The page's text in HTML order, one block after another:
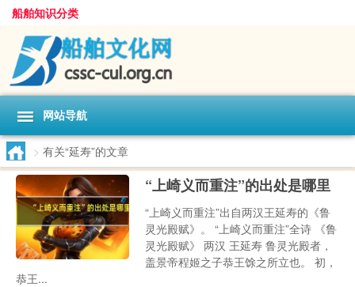
船舶知识分类
网站导航
> 有关“延寿”的文章
“上崎义而重注”的出处是哪里
“上崎义而重注”出自两汉王延寿的《鲁
灵光殿赋》。 “上崎义而重注”全诗 《鲁
灵光殿赋》 两汉 王延寿 鲁灵光殿者，
盖景帝程姬之子恭王馀之所立也。 初，
恭王...